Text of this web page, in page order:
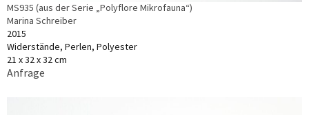
MS935 (aus der Serie „Polyflore Mikrofauna“)
Marina Schreiber
2015
Widerstände, Perlen, Polyester
21 x 32 x 32 cm
Anfrage